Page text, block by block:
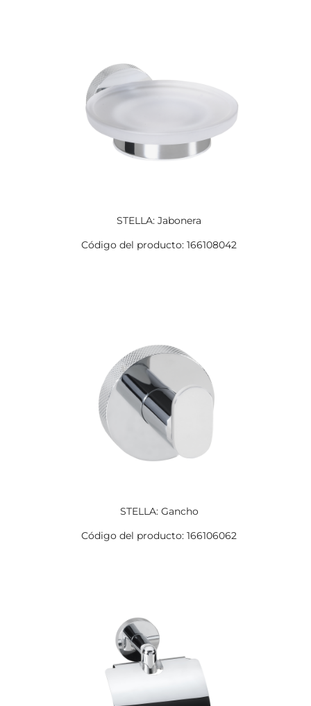
STELLA: Jabonera
Código del producto: 166108042
STELLA: Gancho
Código del producto: 166106062